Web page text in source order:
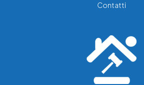
Contatti